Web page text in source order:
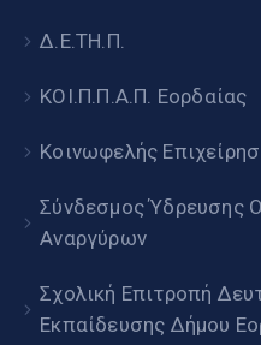
Δ.Ε.ΤΗ.Π.
ΚΟΙ.Π.Π.Α.Π. Εορδαίας
Κοινωφελής
Σύνδεσμος Ύδρευσης
Αναργύρων
Σχολική Επιτροπή
Εκπαίδευσης Δήμου